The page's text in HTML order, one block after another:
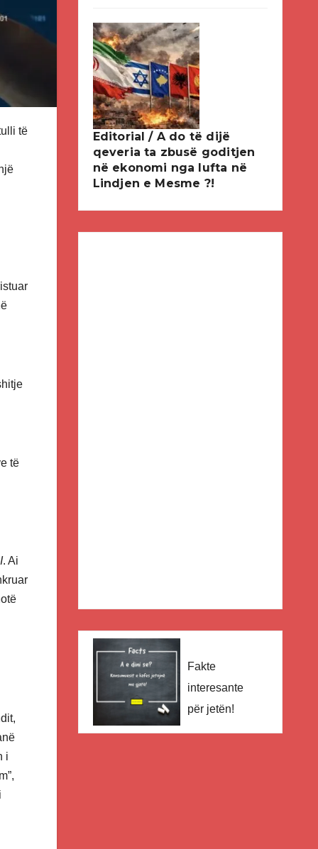
të
të
. Ai
i
Editorial / A do të dijë
qeveria ta zbusë goditjen
në ekonomi nga lufta në
Lindjen e Mesme ?!
Fakte
interesante
për jetën!